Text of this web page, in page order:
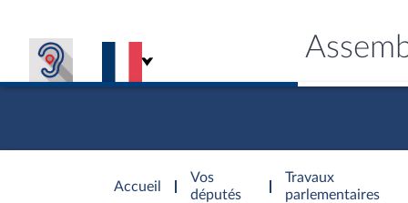
Accueil
d'accueil
Vos
députés
Travaux
parlementaires